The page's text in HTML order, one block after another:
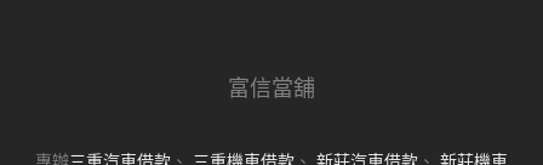
富信當舖